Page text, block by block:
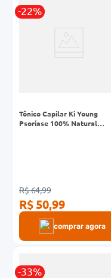
-22%
Tônico Capilar Ki Young
Psoríase 100% Natural
R$ 64,99
R$ 50,99
comprar agora
-33%